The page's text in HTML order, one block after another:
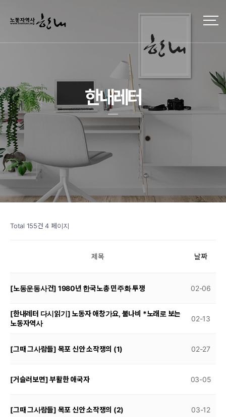
한내레터
Total 155건 4 페이지
제목 날짜
[노동운동사건] 1980년 한국노총 민주화 투쟁 02-06
[한내레터 다시읽기] 노동자 애창가요, 불나비 *노래로 보는
노동자역사
02-13
[그때 그사람들] 목포 신안 소작쟁의 (1) 02-27
[거슬러보면] 부활한 애국자 03-05
[그때 그사람들] 목포 신안 소작쟁의 (2) 03-12